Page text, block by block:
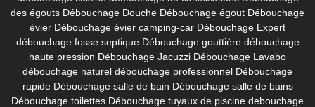
des égouts Débouchage Douche Débouchage égout Débouchage
évier Débouchage évier camping-car Débouchage Expert
débouchage fosse septique Débouchage gouttière débouchage
haute pression Débouchage Jacuzzi Débouchage Lavabo
débouchage naturel débouchage professionnel Débouchage
rapide Débouchage salle de bain Débouchage salle de bains
Débouchage toilettes Débouchage tuyaux de piscine debouchage